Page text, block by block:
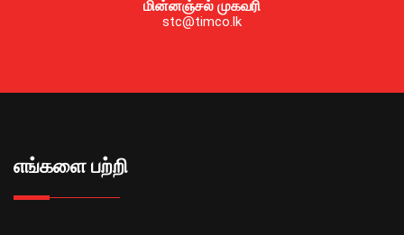
மின்னஞ்சல் முகவரி
stc@timco.lk
எங்களை பற்றி